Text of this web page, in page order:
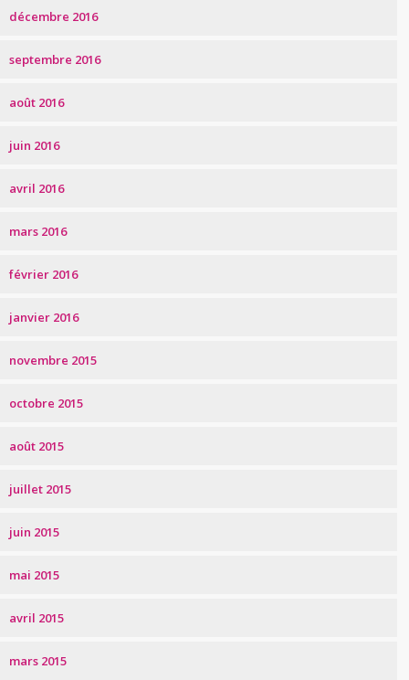
décembre 2016
septembre 2016
août 2016
juin 2016
avril 2016
mars 2016
février 2016
janvier 2016
novembre 2015
octobre 2015
août 2015
juillet 2015
juin 2015
mai 2015
avril 2015
mars 2015